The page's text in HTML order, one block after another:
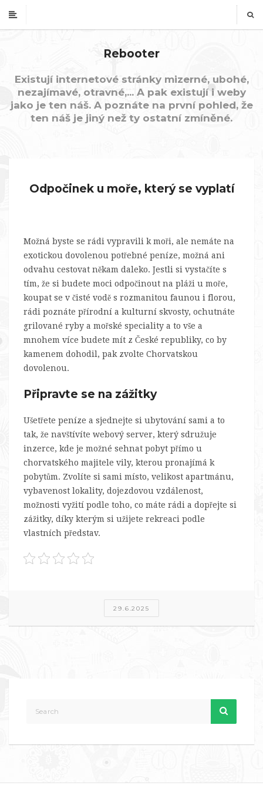
Rebooter
Existují internetové stránky mizerné, ubohé,
nezajímavé, otravné,... A pak existují i weby
jako je ten náš. A poznáte na první pohled, že
ten náš je jiný než ty ostatní zmíněné.
Odpočinek u moře, který se vyplatí
Možná byste se rádi vypravili k moři, ale nemáte na
exotickou dovolenou potřebné peníze, možná ani
odvahu cestovat někam daleko. Jestli si vystačíte s
tím, že si budete moci odpočinout na pláži u moře,
koupat se v čisté vodě s rozmanitou faunou i florou,
rádi poznáte přírodní a kulturní skvosty, ochutnáte
grilované ryby a mořské speciality a to vše a
mnohem více budete mít z České republiky, co by
kamenem dohodil, pak zvolte Chorvatskou
dovolenou.
Připravte se na zážitky
Ušetřete peníze a sjednejte si ubytování sami a to
tak, že navštívíte webový server, který sdružuje
inzerce, kde je možné sehnat pobyt přímo u
chorvatského majitele vily, kterou pronajímá k
pobytům. Zvolíte si sami místo, velikost apartmánu,
vybavenost lokality, dojezdovou vzdálenost,
možnosti vyžití podle toho, co máte rádi a dopřejte si
zážitky, díky kterým si užijete rekreaci podle
vlastních představ.
29.6.2025